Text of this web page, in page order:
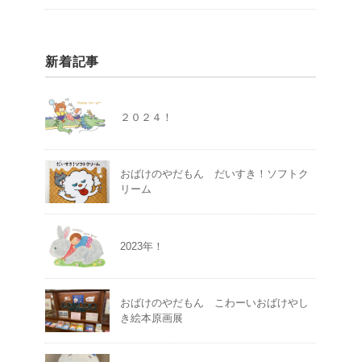
新着記事
２０２４！
おばけのやだもん だいすき！ソフトク
リーム
2023年！
おばけのやだもん こわーいおばけやし
き絵本原画展